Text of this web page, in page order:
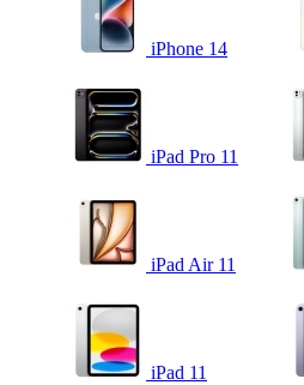
iPhone 14
iPad Pro 11
iPad Air 11
iPad 11